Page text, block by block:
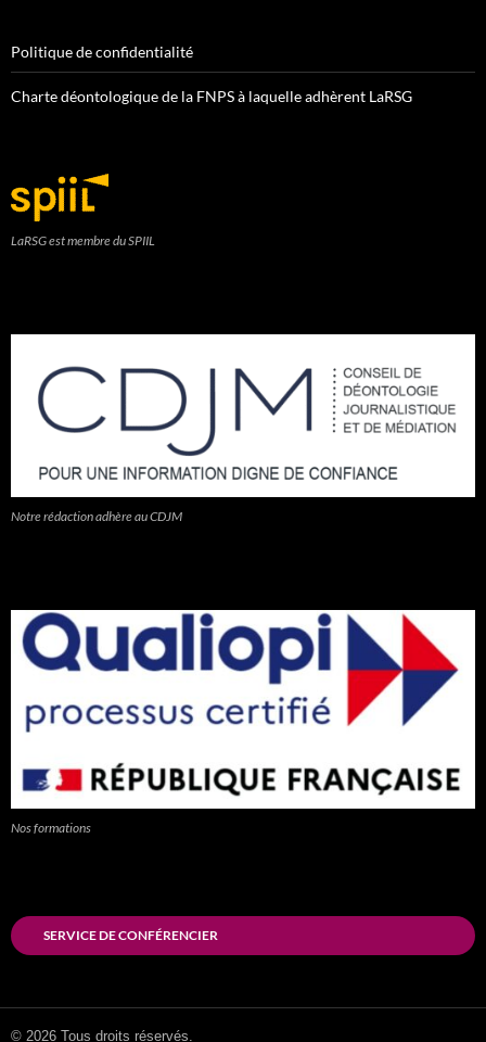
Politique de confidentialité
Charte déontologique de la FNPS à laquelle adhèrent LaRSG
LaRSG est membre du SPIIL
Notre rédaction adhère au CDJM
Nos formations
SERVICE DE CONFÉRENCIER
© 2026 Tous droits réservés.